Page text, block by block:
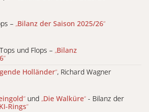
– „Bilanz der Saison 2025/26“
und Flops – „Bilanz
“
Holländer“, Richard Wagner
“ und „Die Walküre“ - Bilanz der
KI-Rings“